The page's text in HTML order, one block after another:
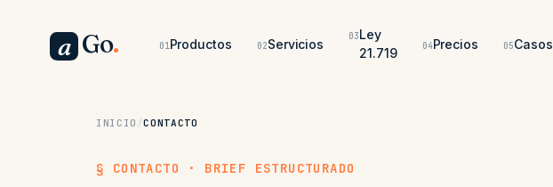
a Go. 01 Productos 02Servicios 03Ley
21.719
04Precios 05Casos
INICIO /CONTACTO
§ CONTACTO · BRIEF ESTRUCTURADO